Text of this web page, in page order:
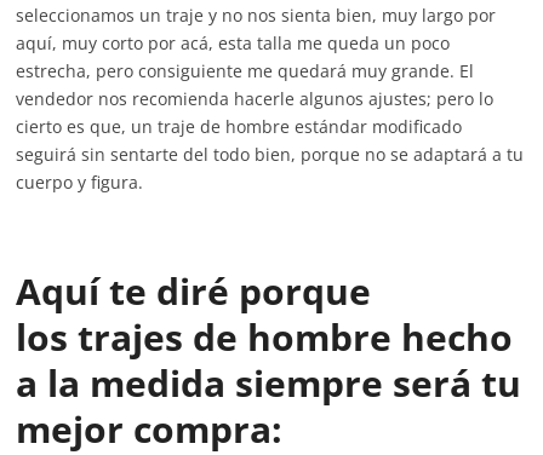
seleccionamos un traje y no nos sienta bien, muy largo por
aquí, muy corto por acá, esta talla me queda un poco
estrecha, pero consiguiente me quedará muy grande. El
vendedor nos recomienda hacerle algunos ajustes; pero lo
cierto es que, un traje de hombre estándar modificado
seguirá sin sentarte del todo bien, porque no se adaptará a tu
cuerpo y figura.
Aquí te diré porque
los trajes de hombre hecho
a la medida siempre será tu
mejor compra: